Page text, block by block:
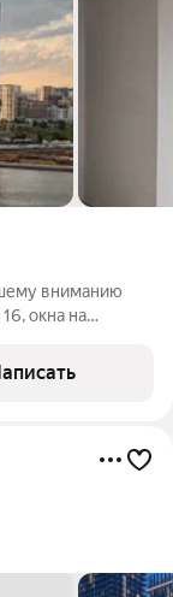
вниманию
окна на
мастер -